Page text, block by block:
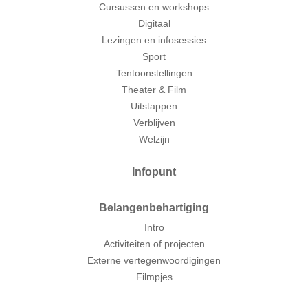
Cursussen en workshops
Digitaal
Lezingen en infosessies
Sport
Tentoonstellingen
Theater & Film
Uitstappen
Verblijven
Welzijn
Infopunt
Belangenbehartiging
Intro
Activiteiten of projecten
Externe vertegenwoordigingen
Filmpjes